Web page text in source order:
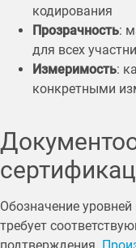
кодирования
Прозрачность:
для всех
Измеримость:
конкретными
Обозначение
требует